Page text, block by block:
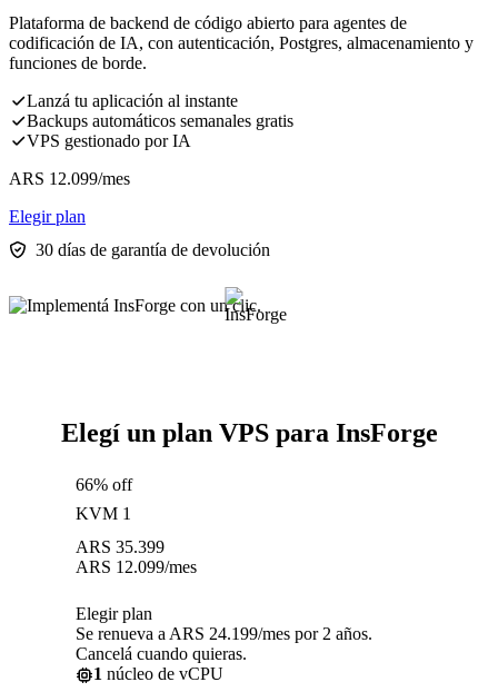
Plataforma de backend de código abierto para agentes de
codificación de IA, con autenticación, Postgres, almacenamiento y
funciones de borde.
Lanzá tu aplicación al instante
Backups automáticos semanales gratis
VPS gestionado por IA
ARS 12.099/mes
Elegir plan
30 días de garantía de devolución
Elegí un plan VPS para InsForge
66% off
KVM 1
ARS 35.399
ARS 12.099/mes
Elegir plan
Se renueva a ARS 24.199/mes por 2 años.
Cancelá cuando quieras.
1 núcleo de vCPU